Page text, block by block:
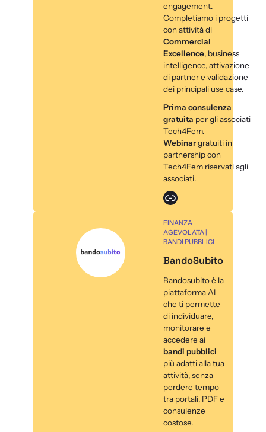
engagement.
Completiamo i progetti
con attività di
Commercial
Excellence, business
intelligence, attivazione
di partner e validazione
dei principali use case.
Prima consulenza
gratuita per gli associati
Tech4Fem.
Webinargratuiti in
partnership con
Tech4Fem riservati agli
associati.
Link
FINANZA
AGEVOLATA |
BANDI PUBBLICI
BandoSubito
Bandosubito è la
piattaforma AI
che ti permette
di individuare,
monitorare e
accedere ai
bandi pubblici
più adatti alla tua
attività, senza
perdere tempo
tra portali, PDF e
consulenze
costose.